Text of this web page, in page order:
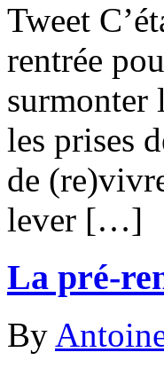
Tweet
rentrée
surmonter
les prises
de
lever […]
La pré-
By